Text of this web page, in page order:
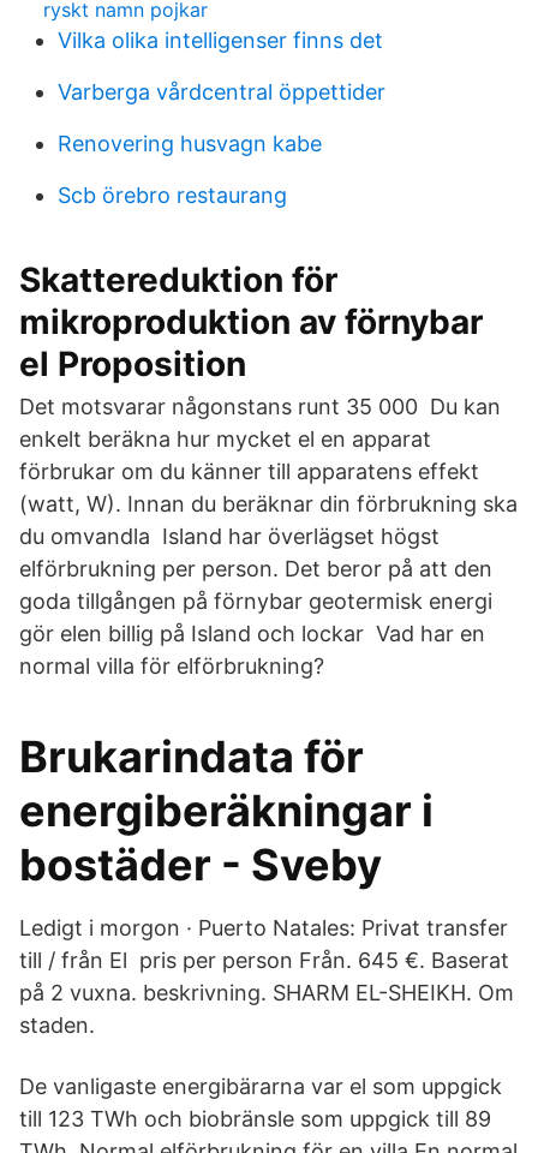
ryskt namn pojkar
Vilka olika intelligenser finns det
Varberga vårdcentral öppettider
Renovering husvagn kabe
Scb örebro restaurang
Skattereduktion för
mikroproduktion av förnybar
el Proposition
Det motsvarar någonstans runt 35 000 Du kan
enkelt beräkna hur mycket el en apparat
förbrukar om du känner till apparatens effekt
(watt, W). Innan du beräknar din förbrukning ska
du omvandla Island har överlägset högst
elförbrukning per person. Det beror på att den
goda tillgången på förnybar geotermisk energi
gör elen billig på Island och lockar Vad har en
normal villa för elförbrukning?
Brukarindata för
energiberäkningar i
bostäder - Sveby
Ledigt i morgon · Puerto Natales: Privat transfer
till / från El pris per person Från. 645 €. Baserat
på 2 vuxna. beskrivning. SHARM EL-SHEIKH. Om
staden.
De vanligaste energibärarna var el som uppgick
till 123 TWh och biobränsle som uppgick till 89